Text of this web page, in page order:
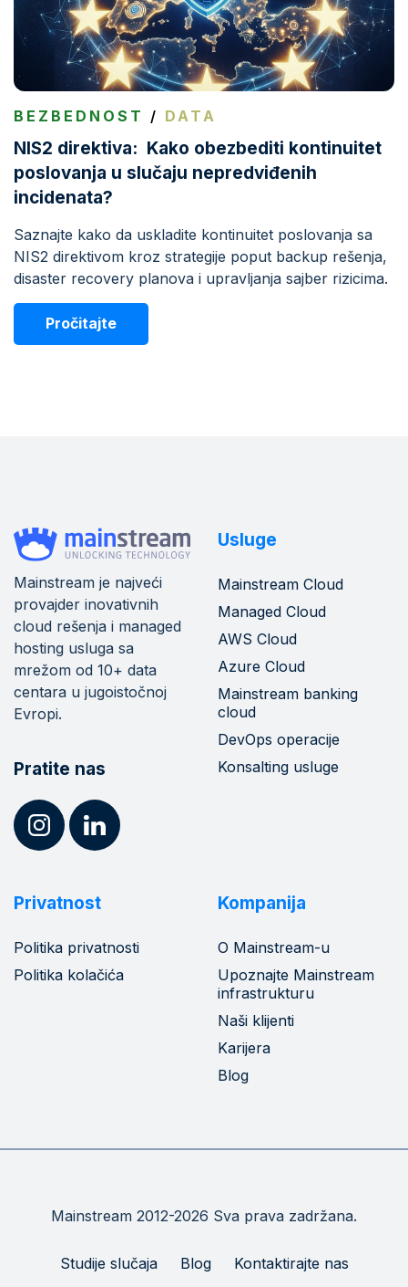
BEZBEDNOST / DATA
NIS2 direktiva: Kako obezbediti kontinuitet
poslovanja u slučaju nepredviđenih
incidenata?
Saznajte kako da uskladite kontinuitet poslovanja sa
NIS2 direktivom kroz strategije poput backup rešenja,
disaster recovery planova i upravljanja sajber rizicima.
Pročitajte
Mainstream je najveći
provajder inovativnih
cloud rešenja i managed
hosting usluga sa
mrežom od 10+ data
centara u jugoistočnoj
Evropi.
Pratite nas
Usluge
Mainstream Cloud
Managed Cloud
AWS Cloud
Azure Cloud
Mainstream banking
cloud
DevOps operacije
Konsalting usluge
Privatnost
Politika privatnosti
Politika kolačića
Kompanija
O Mainstream-u
Upoznajte Mainstream
infrastrukturu
Naši klijenti
Karijera
Blog
Mainstream 2012-2026 Sva prava zadržana.
Studije slučaja Blog Kontaktirajte nas